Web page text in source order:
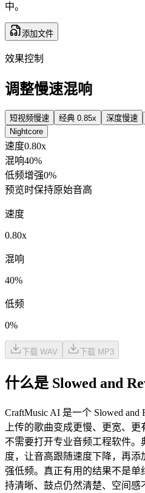
中。
添加文件
效果控制
调整慢速混响
短视频慢速 经典 0.85x 深度慢速
Nightcore
速度0.80x
混响40%
低频增强0%
预览时保持原始音高
速度
0.80x
混响
40%
低频
0%
下载 WAV 下载 MP3
什么是 Slowed and
CraftMusic AI 是一个 Slowed
上传的歌曲变成更慢、更宽、
不需要打开专业音频工程软件
度，让音高跟随速度下降，再
强低频。真正有用的结果不是
持清晰、鼓点仍然清楚、空间